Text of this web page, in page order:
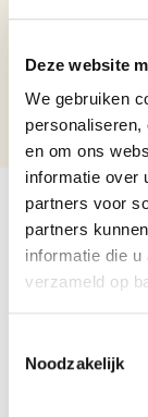
Deze website
We gebruiken
en om ons
informatie over
partners voor
partners
informatie die
verzameld op
Noodzakelijk
Pakket